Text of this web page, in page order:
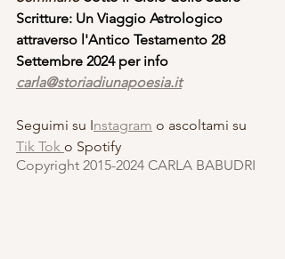
Scritture: Un Viaggio Astrologico
attraverso l'Antico Testamento 28
Settembre 2024 per info
carla@storiadiunapoesia.it
Seguimi su Instagram o ascoltami su
Tik Tok o Spotify
Copyright 2015-2024 CARLA BABUDRI